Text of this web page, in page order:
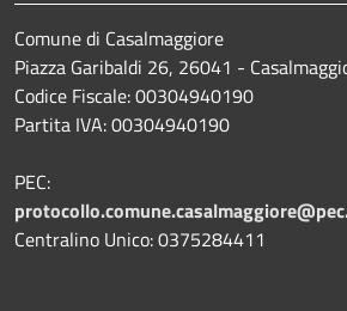
Comune di Casalmaggiore
Piazza Garibaldi 26, 26041 -
Codice Fiscale: 00304940190
Partita IVA: 00304940190
PEC:
Centralino Unico: 0375284411